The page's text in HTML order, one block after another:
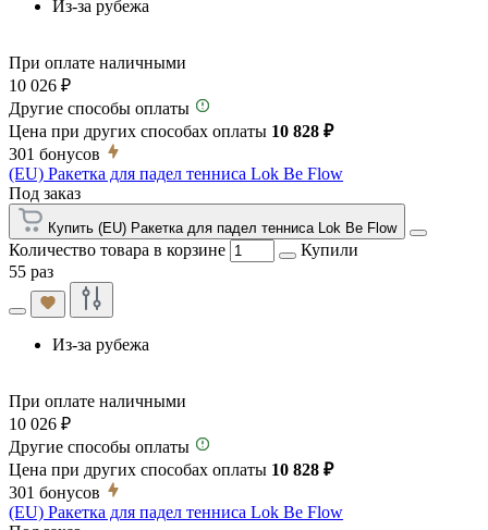
Из-за рубежа
При оплате наличными
10 026 ₽
Другие способы оплаты
Цена при других способах оплаты 10 828 ₽
301 бонусов
(EU) Ракетка для падел тенниса Lok Be Flow
Под заказ
Купить (EU) Ракетка для падел тенниса Lok Be Flow
Количество товара в корзине
Купили
55 раз
Из-за рубежа
При оплате наличными
10 026 ₽
Другие способы оплаты
Цена при других способах оплаты 10 828 ₽
301 бонусов
(EU) Ракетка для падел тенниса Lok Be Flow